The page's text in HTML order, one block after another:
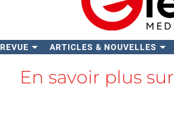
REVUE ARTICLES & NOUVELLES
En savoir plus sur